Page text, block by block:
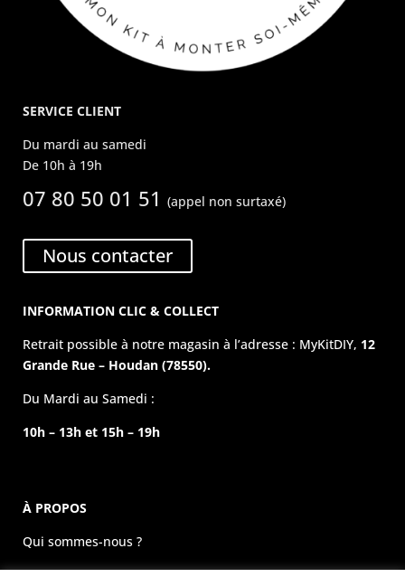
SERVICE CLIENT
Du mardi au samedi
De 10h à 19h
07 80 50 01 51(appel non surtaxé)
Nous contacter
INFORMATION CLIC & COLLECT
Retrait possible à notre magasin à l’adresse : MyKitDIY, 12
Grande Rue – Houdan (78550).
Du Mardi au Samedi :
10h – 13h et 15h – 19h
À PROPOS
Qui sommes-nous ?